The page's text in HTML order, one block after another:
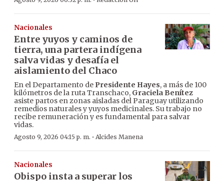
Nacionales
Entre yuyos y caminos de
tierra, una partera indígena
salva vidas y desafía el
aislamiento del Chaco
En el Departamento de Presidente Hayes, a más de 100
kilómetros de la ruta Transchaco, Graciela Benítez
asiste partos en zonas aisladas del Paraguay utilizando
remedios naturales y yuyos medicinales. Su trabajo no
recibe remuneración y es fundamental para salvar
vidas.
Agosto 9, 2026 04:15 p. m. · Alcides Manena
Nacionales
Obispo insta a superar los